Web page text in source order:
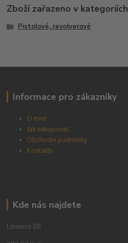
Zboží zařazeno v kategoriích
Pistolové, revolverové
Informace pro zákazníky
O mně
Jak nakupovat
Obchodní podmínky
Kontakty
Kde nás najdete
Libenice 88